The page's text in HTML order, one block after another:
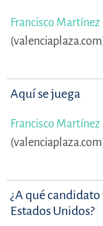
Francisco
Aquí se juega
Francisco
¿A qué candidato
Estados Unidos?